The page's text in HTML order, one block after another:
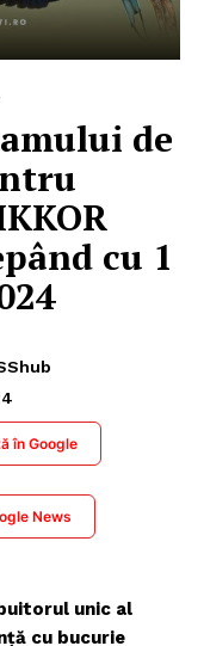
de
cu 1
în Google
News
unic al
cu bucurie